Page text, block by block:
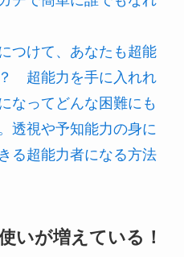
つけて、あなたも超能
超能力を手に入れれ
なってどんな困難にも
透視や予知能力の身に
る超能力者になる方法
いが増えている！